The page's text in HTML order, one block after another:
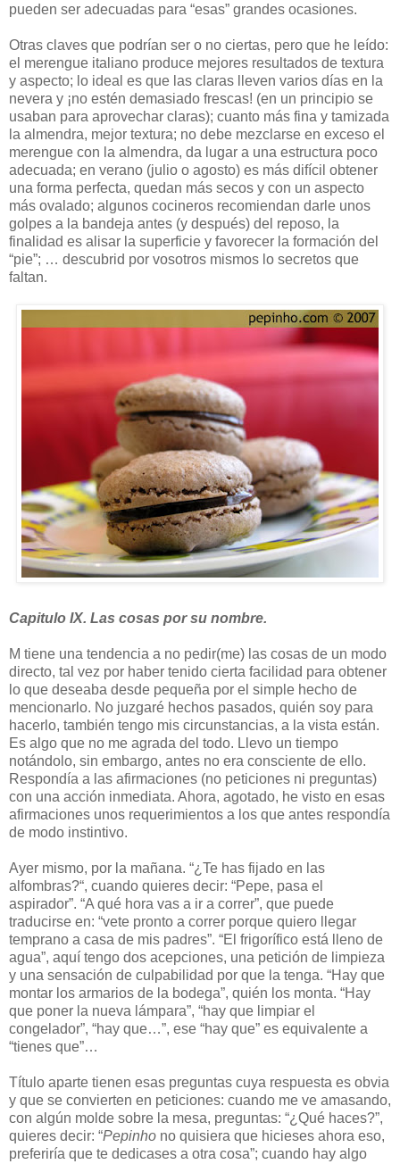
pueden ser adecuadas para “esas” grandes ocasiones.
Otras claves que podrían ser o no ciertas, pero que he leído:
el merengue italiano produce mejores resultados de textura
y aspecto; lo ideal es que las claras lleven varios días en la
nevera y ¡no estén demasiado frescas! (en un principio se
usaban para aprovechar claras); cuanto más fina y tamizada
la almendra, mejor textura; no debe mezclarse en exceso el
merengue con la almendra, da lugar a una estructura poco
adecuada; en verano (julio o agosto) es más difícil obtener
una forma perfecta, quedan más secos y con un aspecto
más ovalado; algunos cocineros recomiendan darle unos
golpes a la bandeja antes (y después) del reposo, la
finalidad es alisar la superficie y favorecer la formación del
“pie”; … descubrid por vosotros mismos lo secretos que
faltan.
Capitulo IX. Las cosas por su nombre.
M tiene una tendencia a no pedir(me) las cosas de un modo
directo, tal vez por haber tenido cierta facilidad para obtener
lo que deseaba desde pequeña por el simple hecho de
mencionarlo. No juzgaré hechos pasados, quién soy para
hacerlo, también tengo mis circunstancias, a la vista están.
Es algo que no me agrada del todo. Llevo un tiempo
notándolo, sin embargo, antes no era consciente de ello.
Respondía a las afirmaciones (no peticiones ni preguntas)
con una acción inmediata. Ahora, agotado, he visto en esas
afirmaciones unos requerimientos a los que antes respondía
de modo instintivo.
Ayer mismo, por la mañana. “¿Te has fijado en las
alfombras?“, cuando quieres decir: “Pepe, pasa el
aspirador”. “A qué hora vas a ir a correr”, que puede
traducirse en: “vete pronto a correr porque quiero llegar
temprano a casa de mis padres”. “El frigorífico está lleno de
agua”, aquí tengo dos acepciones, una petición de limpieza
y una sensación de culpabilidad por que la tenga. “Hay que
montar los armarios de la bodega”, quién los monta. “Hay
que poner la nueva lámpara”, “hay que limpiar el
congelador”, “hay que…”, ese “hay que” es equivalente a
“tienes que”…
Título aparte tienen esas preguntas cuya respuesta es obvia
y que se convierten en peticiones: cuando me ve amasando,
con algún molde sobre la mesa, preguntas: “¿Qué haces?”,
quieres decir: “Pepinho no quisiera que hicieses ahora eso,
preferiría que te dedicases a otra cosa”; cuando hay algo